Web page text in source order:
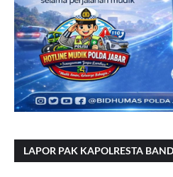
LAPOR PAK KAPOLRESTA